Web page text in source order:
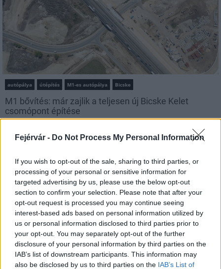
Fejérvár - Do Not Process My Personal Information
If you wish to opt-out of the sale, sharing to third parties, or
processing of your personal or sensitive information for
targeted advertising by us, please use the below opt-out
section to confirm your selection. Please note that after your
opt-out request is processed you may continue seeing
interest-based ads based on personal information utilized by
us or personal information disclosed to third parties prior to
your opt-out. You may separately opt-out of the further
disclosure of your personal information by third parties on the
IAB’s list of downstream participants. This information may
also be disclosed by us to third parties on the IAB’s List of
autópálya útépítés M1-es autópálya Bicske
M1 bővítés: már zajlik a teljesen új Bicske Kelet
csomópont építése
különszintű csomópontot hoz létre az MKIF az M1-es
Új gyalogosátkelők és jelzőlámpás
csomópont épül Angyalföldön
Másfélszeresére bővítik
Hódmezővásárhely jó hírű református
iskoláját